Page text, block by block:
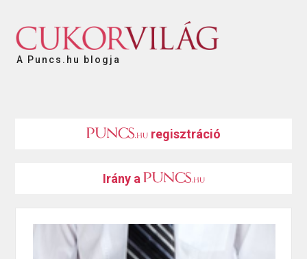
A Puncs.hu blogja
regisztráció
Irány a